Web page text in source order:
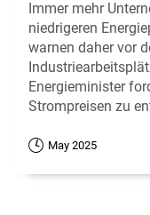
Immer mehr
niedrigeren
warnen daher vor
Energieminister
Strompreisen zu
May 2025